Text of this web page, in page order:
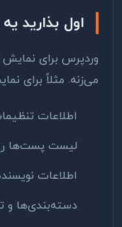
اول بذارید
می‌زنه. مثلاً برای
اطلاعات
لیست پست‌ها
اطلاعات
دسته‌بندی‌ها و